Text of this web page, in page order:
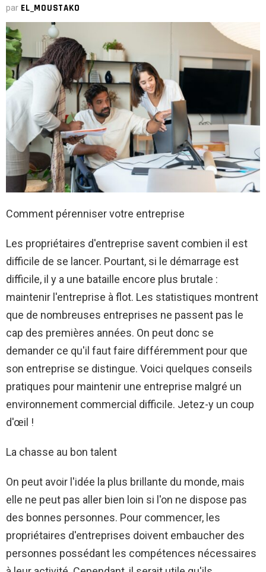
par EL_MOUSTAKO
Comment pérenniser votre entreprise
Les propriétaires d'entreprise savent combien il est
difficile de se lancer. Pourtant, si le démarrage est
difficile, il y a une bataille encore plus brutale :
maintenir l'entreprise à flot. Les statistiques montrent
que de nombreuses entreprises ne passent pas le
cap des premières années. On peut donc se
demander ce qu'il faut faire différemment pour que
son entreprise se distingue. Voici quelques conseils
pratiques pour maintenir une entreprise malgré un
environnement commercial difficile. Jetez-y un coup
d'œil !
La chasse au bon talent
On peut avoir l'idée la plus brillante du monde, mais
elle ne peut pas aller bien loin si l'on ne dispose pas
des bonnes personnes. Pour commencer, les
propriétaires d'entreprises doivent embaucher des
personnes possédant les compétences nécessaires